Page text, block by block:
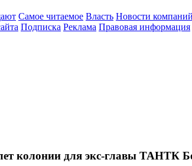
Самое читаемое Власть Новости компаний
Подписка Реклама Правовая информация
колонии для экс-главы ТАНТК